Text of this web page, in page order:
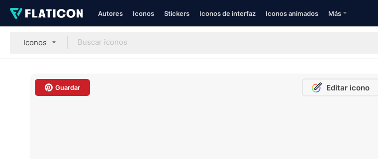
Autores Iconos Stickers Iconos de interfaz Iconos animados Más
Iconos
Guardar Editar icono